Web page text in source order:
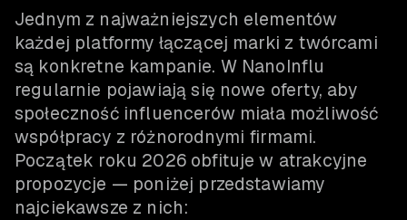
Jednym z najważniejszych elementów
każdej platformy łączącej marki z twórcami
są konkretne kampanie. W NanoInflu
regularnie pojawiają się nowe oferty, aby
społeczność influencerów miała możliwość
współpracy z różnorodnymi firmami.
Początek roku 2026 obfituje w atrakcyjne
propozycje — poniżej przedstawiamy
najciekawsze z nich: